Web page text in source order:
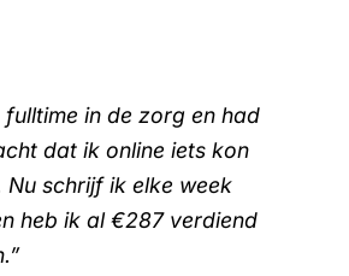
fulltime in de zorg en had
dat ik online iets kon
Nu schrijf ik elke week
heb ik al €287 verdiend